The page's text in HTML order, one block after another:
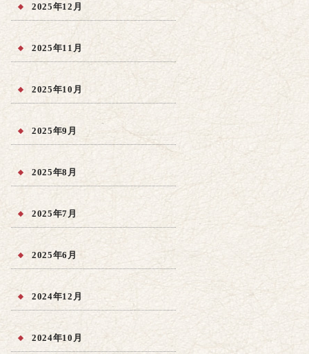
2025年12月
2025年11月
2025年10月
2025年9月
2025年8月
2025年7月
2025年6月
2024年12月
2024年10月